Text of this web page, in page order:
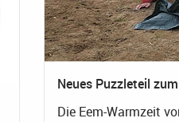
Neues Puzzleteil
Die Eem-Warmzeit